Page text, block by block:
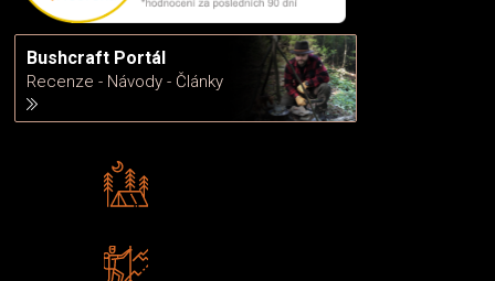
Bushcraft Portál
Recenze - Návody - Články